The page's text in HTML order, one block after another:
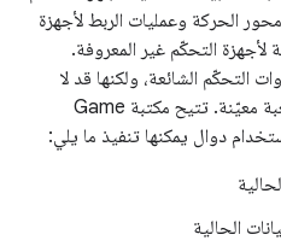
الحركة وعمليات الربط لأجهزة
لأجهزة التحكّم غير المعروفة.
التحكّم الشائعة، ولكنها قد لا
تتضمّن جميع الأجهزة ذات الصلة بلعبة معيّنة. تتيح مكتبة Game
الحالية